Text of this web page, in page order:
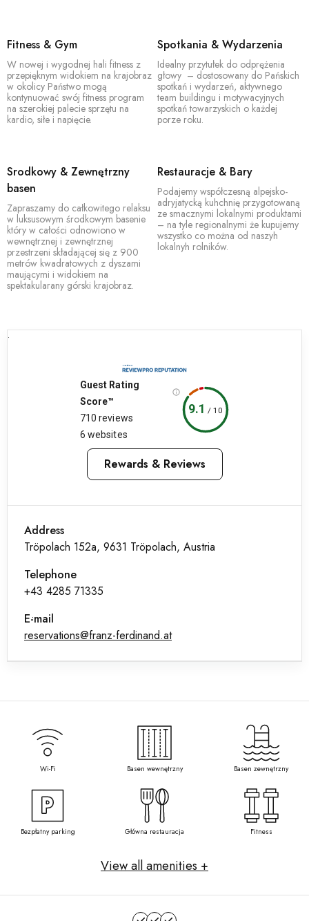
Fitness & Gym
W nowej i wygodnej hali fitness z
przepięknym widokiem na krajobraz
w okolicy Państwo mogą
kontynuować swój fitness program
na szerokiej palecie sprzętu na
kardio, siłe i napięcie.
Spotkania & Wydarzenia
Idealny przytułek do odprężenia
głowy – dostosowany do Pańskich
spotkań i wydarzeń, aktywnego
team buildingu i motywacyjnych
spotkań towarzyskich o każdej
porze roku.
Srodkowy & Zewnętrzny
basen
Zapraszamy do całkowitego relaksu
w luksusowym środkowym basenie
który w całości odnowiono w
wewnętrznej i zewnętrznej
przestrzeni składającej się z 900
metrów kwadratowych z dyszami
maującymi i widokiem na
spektakularany górski krajobraz.
Restauracje & Bary
Podajemy współczesną alpejsko-
adryjatycką kuhchnię przygotowaną
ze smacznymi lokalnymi produktami
– na tyle regionalnymi że kupujemy
wszystko co można od naszyh
lokalnyh rolników.
.
Guest Rating
Score™
710 reviews
6 websites
9.1 / 10
Rewards & Reviews
Address
Tröpolach 152a, 9631 Tröpolach, Austria
Telephone
+43 4285 71335
E-mail
reservations@franz-ferdinand.at
Wi-Fi Basen wewnętrzny Basen zewnętrzny
Bezpłatny parking Główna restauracja Fitness
View all amenities +